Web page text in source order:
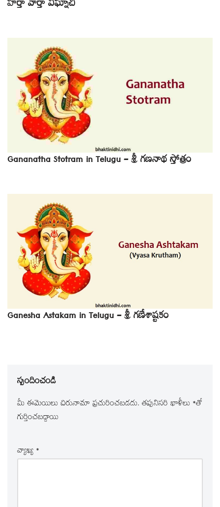
హర్తా వార్తా విఘ్నాచి
Gananatha Stotram in Telugu – శ్రీ గణనాథ స్తోత్రం
Ganesha Astakam in Telugu – శ్రీ గణేశాష్టకం
స్పందించండి
మీ ఈమెయిలు చిరునామా ప్రచురించబడదు. తప్పనిసరి ఖాళీలు *‌తో
గుర్తించబడ్డాయి
వ్యాఖ్య *